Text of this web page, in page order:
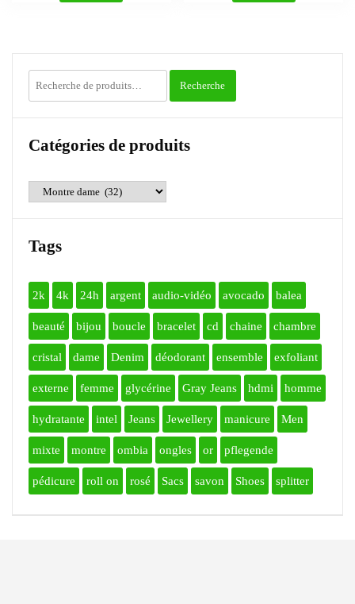
pour :
Recherche
Catégories de produits
Tags
2k 4k 24h argent audio-vidéo avocado balea
beauté bijou boucle bracelet cd chaine chambre
cristal dame Denim déodorant ensemble exfoliant
externe femme glycérine Gray Jeans hdmi homme
hydratante intel Jeans Jewellery manicure Men
mixte montre ombia ongles or pflegende
pédicure roll on rosé Sacs savon Shoes splitter